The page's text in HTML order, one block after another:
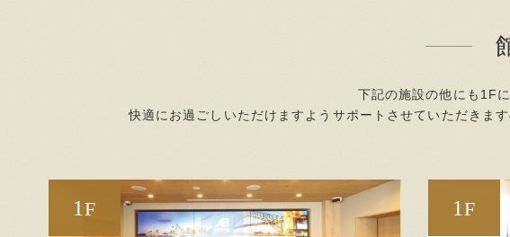
下記の施設の他にも1F
快適にお過ごしいただけますようサポートさせていただきま
1 F 1 F